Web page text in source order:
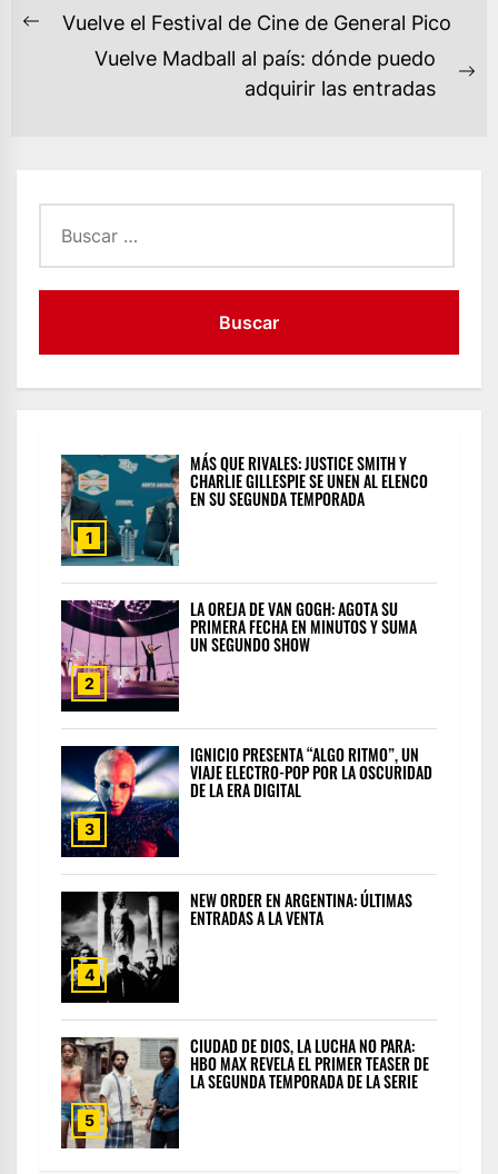
NAVEGACIÓN
Previous
Vuelve el Festival de Cine de General Pico
Vuelve Madball al país: dónde puedo
adquirir las entradas
1
MÁS QUE RIVALES: JUSTICE SMITH Y
CHARLIE GILLESPIE SE UNEN AL ELENCO
EN SU SEGUNDA TEMPORADA
2
LA OREJA DE VAN GOGH: AGOTA SU
PRIMERA FECHA EN MINUTOS Y SUMA
UN SEGUNDO SHOW
3
IGNICIO PRESENTA “ALGO RITMO”, UN
VIAJE ELECTRO-POP POR LA OSCURIDAD
DE LA ERA DIGITAL
4
NEW ORDER EN ARGENTINA: ÚLTIMAS
ENTRADAS A LA VENTA
5
CIUDAD DE DIOS, LA LUCHA NO PARA:
HBO MAX REVELA EL PRIMER TEASER DE
LA SEGUNDA TEMPORADA DE LA SERIE